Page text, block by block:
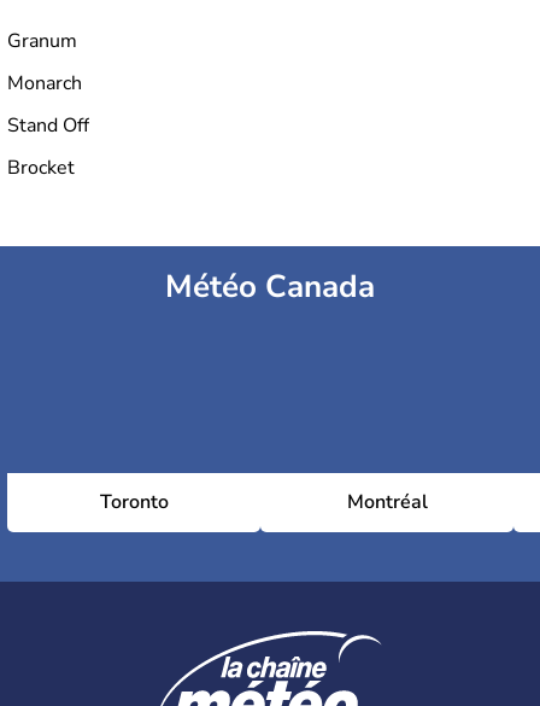
Granum
Monarch
Stand Off
Brocket
Météo Canada
Toronto Montréal